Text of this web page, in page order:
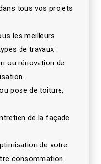
tous vos projets
les meilleurs
de travaux :
ou rénovation de
pose de toiture,
de la façade
de votre
consommation